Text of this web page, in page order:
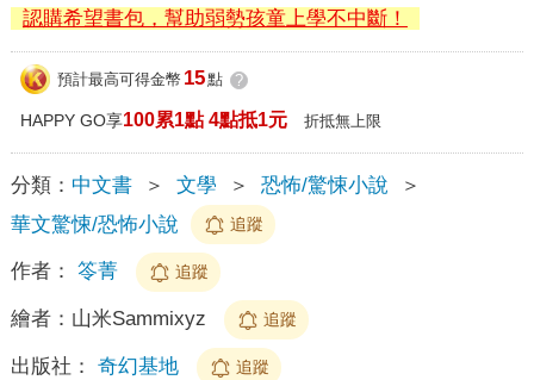
認購希望書包，幫助弱勢孩童上學不中斷！
預計最高可得金幣 15點 ?
HAPPY GO享100累1點 4點抵1元 折抵無上限
分類： 中文書 ＞ 文學 ＞ 恐怖/驚悚小說
＞
華文驚悚/恐怖小說
追蹤
作者： 笭菁 追蹤
繪者： 山米Sammixyz 追蹤
出版社： 奇幻基地 追蹤